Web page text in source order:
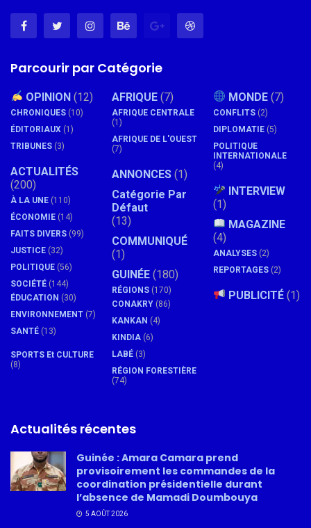
Parcourir par Catégorie
OPINION (12)
CHRONIQUES (10)
ÉDITORIAUX (1)
TRIBUNES (3)
ACTUALITÉS
(200)
À LA UNE (110)
ÉCONOMIE (14)
FAITS DIVERS (99)
JUSTICE (32)
POLITIQUE (56)
SOCIÉTÉ (144)
ÉDUCATION (30)
ENVIRONNEMENT (7)
SANTÉ (13)
SPORTS Et CULTURE
(8)
AFRIQUE (7)
AFRIQUE CENTRALE
(1)
AFRIQUE DE L'OUEST
(7)
ANNONCES (1)
Catégorie Par
Défaut
(13)
COMMUNIQUÉ
(1)
GUINÉE (180)
RÉGIONS (170)
CONAKRY (86)
KANKAN (4)
KINDIA (6)
LABÉ (3)
RÉGION FORESTIÈRE
(74)
MONDE (7)
CONFLITS (2)
DIPLOMATIE (5)
POLITIQUE
INTERNATIONALE
(4)
INTERVIEW
(1)
MAGAZINE
(4)
ANALYSES (2)
REPORTAGES (2)
PUBLICITÉ (1)
Actualités récentes
Guinée : Amara Camara prend
provisoirement les commandes de la
coordination présidentielle durant
l’absence de Mamadi Doumbouya
5 AOÛT 2026